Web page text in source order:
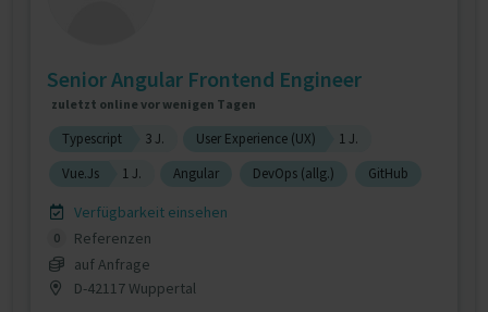
Senior Angular Frontend Engineer
zuletzt online vor wenigen Tagen
Typescript 3 J. User Experience (UX)
1 J.
Vue.Js
1 J. Angular DevOps (allg.) GitHub
Verfügbarkeit einsehen
0
Referenzen
auf Anfrage
D-42117 Wuppertal